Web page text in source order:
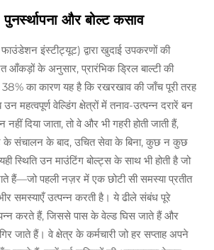
पुनर्स्थापना और बोल्ट कसाव
इंस्टीट्यूट) द्वारा खुदाई उपकरणों की
आँकड़ों के अनुसार, प्रारंभिक ड्रिल बाल्टी की
का कारण यह है कि रखरखाव की जाँच पूरी तरह
महत्वपूर्ण वेल्डिंग क्षेत्रों में तनाव-उत्पन्न दरारें बन
दिया जाता, तो वे और भी गहरी होती जाती हैं,
संचालन के बाद, उचित सेवा के बिना, कुछ न कुछ
स्थिति उन माउंटिंग बोल्ट्स के साथ भी होती है जो
हैं—जो पहली नज़र में एक छोटी सी समस्या प्रतीत
समस्याएँ उत्पन्न करती है। ये ढीले संबंध पूरे
करते हैं, जिससे पास के वेल्ड घिस जाते हैं और
जाते हैं। वे क्षेत्र के कर्मचारी जो हर सप्ताह अपने